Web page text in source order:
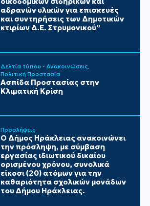
αδρανών υλικών για επισκευές
και συντηρήσεις των Δημοτικών
κτιρίων Δ.Ε. Στρυμονικού”
Δελτία τύπου - Ανακοινώσεις
Πολιτική Προστασία
Ασπίδα Προστασίας στην
Κλιματική Κρίση
Προσλήψεις
Ο Δήμος Ηράκλειας ανακοινώνει
την πρόσληψη, με σύμβαση
εργασίας ιδιωτικού δικαίου
ορισμένου χρόνου, συνολικά
είκοσι (20) ατόμων για την
καθαριότητα σχολικών μονάδων
του Δήμου Ηράκλειας.